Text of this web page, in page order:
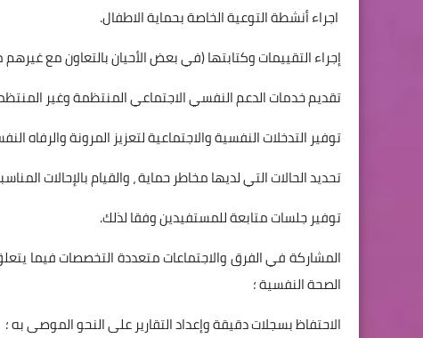
اجراء أنشطة التوعية الخاصة بحماية الاطفال.
إجراء التقييمات وكتابتها (في بعض الأحيان بالتعاون مع
تقديم خدمات الدعم النفسي الاجتماعي المنتظمة وغير
توفير التدخلات النفسية والاجتماعية لتعزيز المرونة والرفاه
تحديد الحالات التي لديها مخاطر حماية ، والقيام بالإحالات
توفير جلسات متابعة للمستفيدين وفقا لذلك.
المشاركة في الفرق والاجتماعات متعددة التخصصات فيما
الصحة النفسية ؛
الاحتفاظ بسجلات دقيقة وإعداد التقارير على النحو الموصى به ؛